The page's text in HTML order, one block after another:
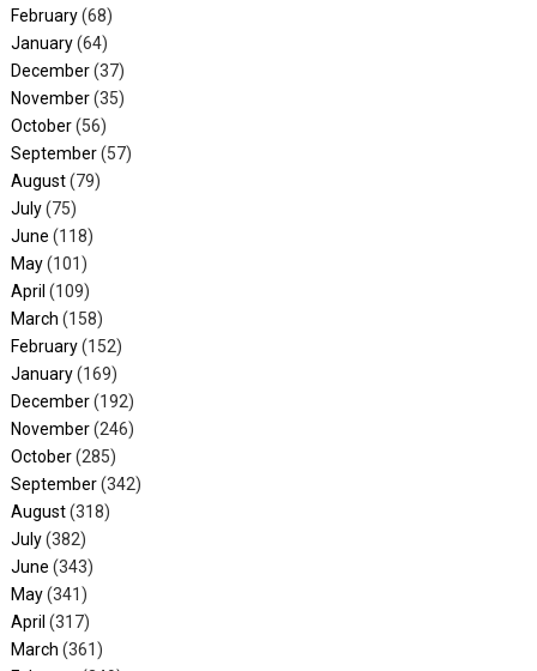
February(68)
January(64)
December(37)
November(35)
October(56)
September(57)
August(79)
July(75)
June (118)
May(101)
April (109)
March (158)
February(152)
January(169)
December(192)
November(246)
October(285)
September(342)
August(318)
July(382)
June (343)
May(341)
April (317)
March (361)